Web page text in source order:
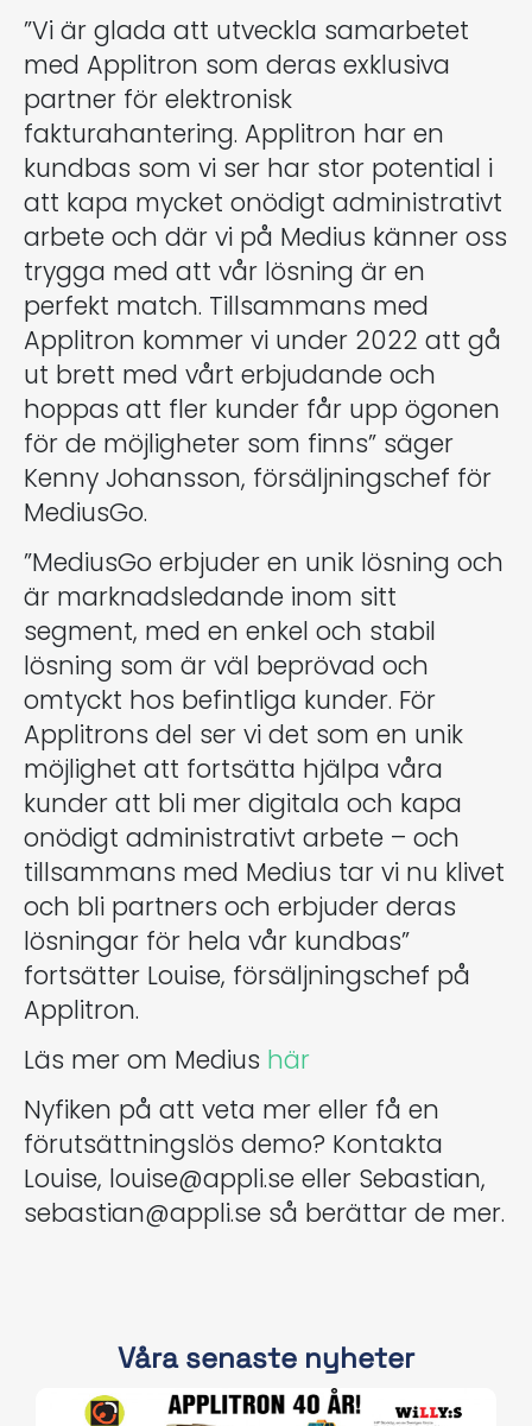
”Vi är glada att utveckla samarbetet
med Applitron som deras exklusiva
partner för elektronisk
fakturahantering. Applitron har en
kundbas som vi ser har stor potential i
att kapa mycket onödigt administrativt
arbete och där vi på Medius känner oss
trygga med att vår lösning är en
perfekt match. Tillsammans med
Applitron kommer vi under 2022 att gå
ut brett med vårt erbjudande och
hoppas att fler kunder får upp ögonen
för de möjligheter som finns” säger
Kenny Johansson, försäljningschef för
MediusGo.
”MediusGo erbjuder en unik lösning och
är marknadsledande inom sitt
segment, med en enkel och stabil
lösning som är väl beprövad och
omtyckt hos befintliga kunder. För
Applitrons del ser vi det som en unik
möjlighet att fortsätta hjälpa våra
kunder att bli mer digitala och kapa
onödigt administrativt arbete – och
tillsammans med Medius tar vi nu klivet
och bli partners och erbjuder deras
lösningar för hela vår kundbas”
fortsätter Louise, försäljningschef på
Applitron.
Läs mer om Medius här
Nyfiken på att veta mer eller få en
förutsättningslös demo? Kontakta
Louise, louise@appli.se eller Sebastian,
sebastian@appli.se så berättar de mer.
Våra senaste nyheter